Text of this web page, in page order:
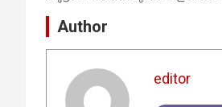
Author
editor